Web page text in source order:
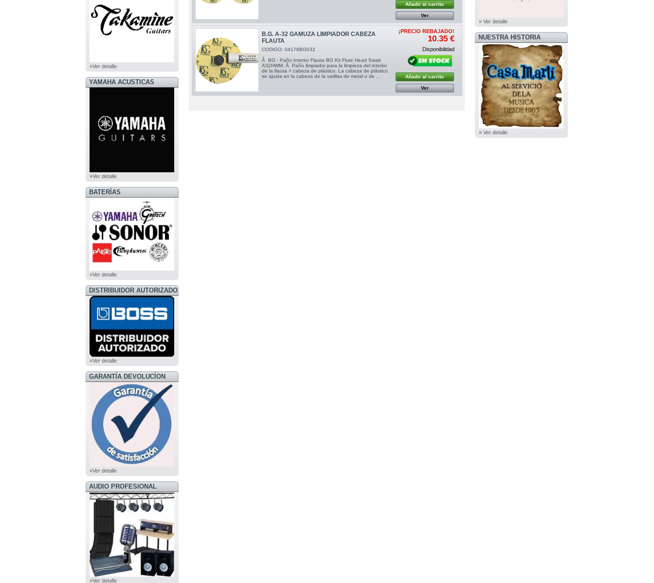
»Ver detalle
YAMAHA ACUSTICAS
»Ver detalle
BATERÍAS
»Ver detalle
DISTRIBUIDOR AUTORIZADO
BOSS
»Ver detalle
GARANTÍA DEVOLUCÍON
»Ver detalle
AUDIO PROFESIONAL
»Ver detalle
Añadir al carrito
Ver
B.G. A-32 GAMUZA LIMPIADOR CABEZA
FLAUTA
CODIGO: 04178BG032
Â BG - Paño Interior Flauta BG Kit Flute Head Swab
A32HWM. Â Paño limpiador para la limpieza del interior
de la flauta + cabeza de plástico. La cabeza de plástico
se ajusta en la cabeza de la varillas de metal o de ...
¡PRECIO REBAJADO!
10.35 €
Disponibilidad
Añadir al carrito
Ver
» Ver detalle
NUESTRA HISTORIA
» Ver detalle